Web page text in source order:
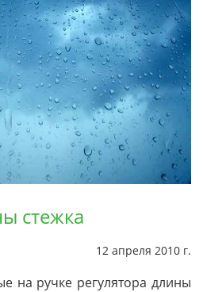
стежка
12 апреля 2010 г.
на ручке регулятора длины